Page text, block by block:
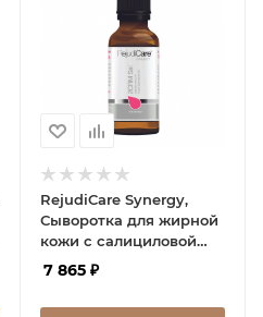
RejudiCare Synergy,
Сыворотка для жирной
кожи с салициловой
кислотой, 2CRM Sal, 30
7 865₽